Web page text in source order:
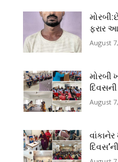
ફરાર
August
મોરબી
August